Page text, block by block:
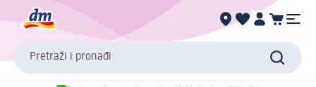
Pretraži i pronađi